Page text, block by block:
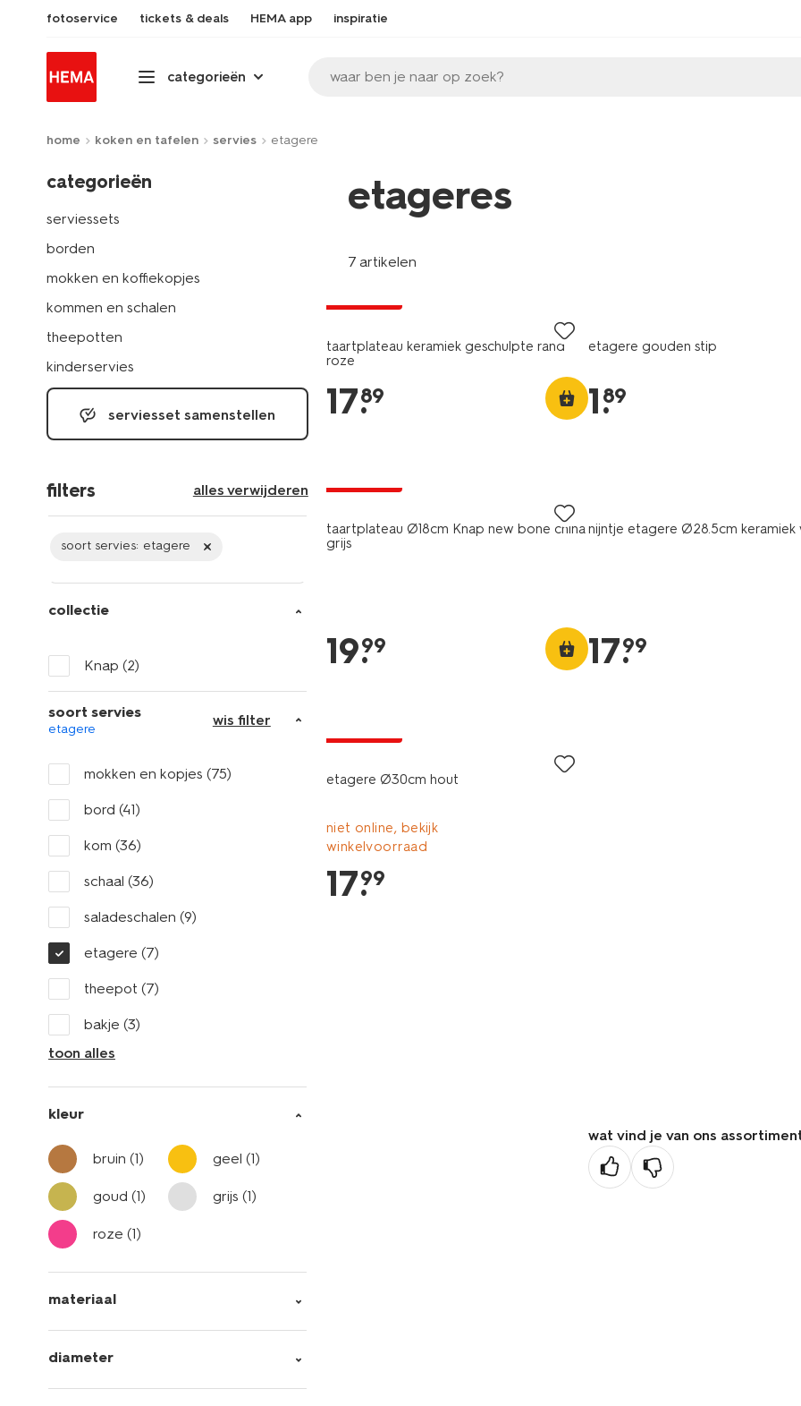
fotoservice tickets & deals HEMA app inspiratie
categorieën waar ben je naar op zoek?
home koken en tafelen servies etagere
categorieën
serviessets
borden
mokken en koffiekopjes
kommen en schalen
theepotten
kinderservies
serviesset samenstellen
filters alles verwijderen
soort servies: etagere
collectie
Knap (2)
soort servies
etagere
wis filter
mokken en kopjes (75)
bord (41)
kom (36)
schaal (36)
saladeschalen (9)
etagere (7)
theepot (7)
bakje (3)
toon alles
kleur
bruin (1) geel(1)
goud (1) grijs(1)
roze (1)
materiaal
diameter
etageres
7 artikelen
taartplateau keramiek geschulpte rand
roze
17.
89
etagere gouden stip
1.
89
taartplateau Ø18cm Knap new bone china
grijs
19.
99
nijntje etagere Ø28.5cm keramiek
17.
99
etagere Ø30cm hout
niet online, bekijk
winkelvoorraad
17.
99
wat vind je van ons